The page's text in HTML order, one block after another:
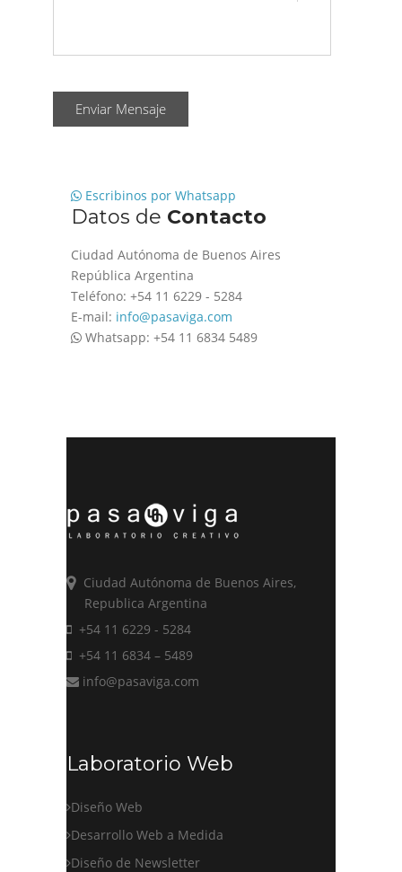
Enviar Mensaje
Escribinos por Whatsapp
Datos de Contacto
Ciudad Autónoma de Buenos Aires
República Argentina
Teléfono: +54 11 6229 - 5284
E-mail: info@pasaviga.com
Whatsapp: +54 11 6834 5489
Ciudad Autónoma de Buenos Aires,
Republica Argentina
+54 11 6229 - 5284
+54 11 6834 – 5489
info@pasaviga.com
Laboratorio Web
Diseño Web
Desarrollo Web a Medida
Diseño de Newsletter